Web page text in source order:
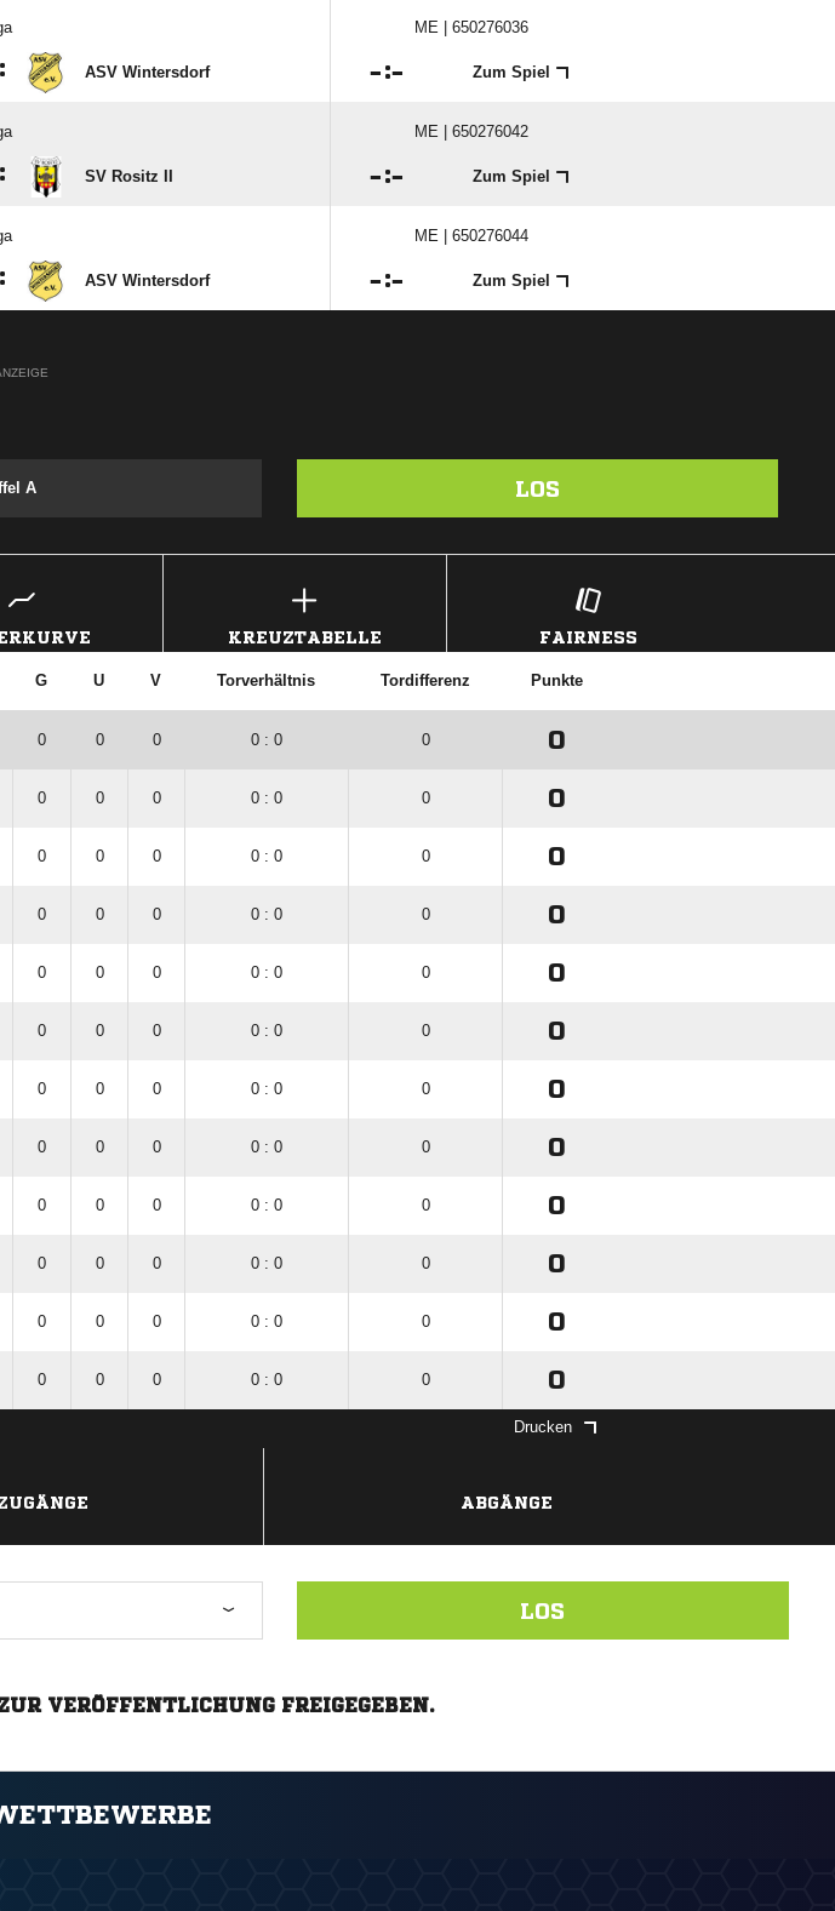
ME | 650276036
: ASV Wintersdorf : Zum Spiel
ME | 650276042
: SV Rositz II : Zum Spiel
ME | 650276044
: ASV Wintersdorf : Zum Spiel
A LOS
KREUZTABELLE FAIRNESS
G U V Torverhältnis Tordifferenz Punkte
0 0 0 0 : 0 0 0
0 0 0 0 : 0 0 0
0 0 0 0 : 0 0 0
0 0 0 0 : 0 0 0
0 0 0 0 : 0 0 0
0 0 0 0 : 0 0 0
0 0 0 0 : 0 0 0
0 0 0 0 : 0 0 0
0 0 0 0 : 0 0 0
0 0 0 0 : 0 0 0
0 0 0 0 : 0 0 0
0 0 0 0 : 0 0 0
Drucken
ABGÄNGE
LOS
VERÖFFENTLICHUNG FREIGEGEBEN.